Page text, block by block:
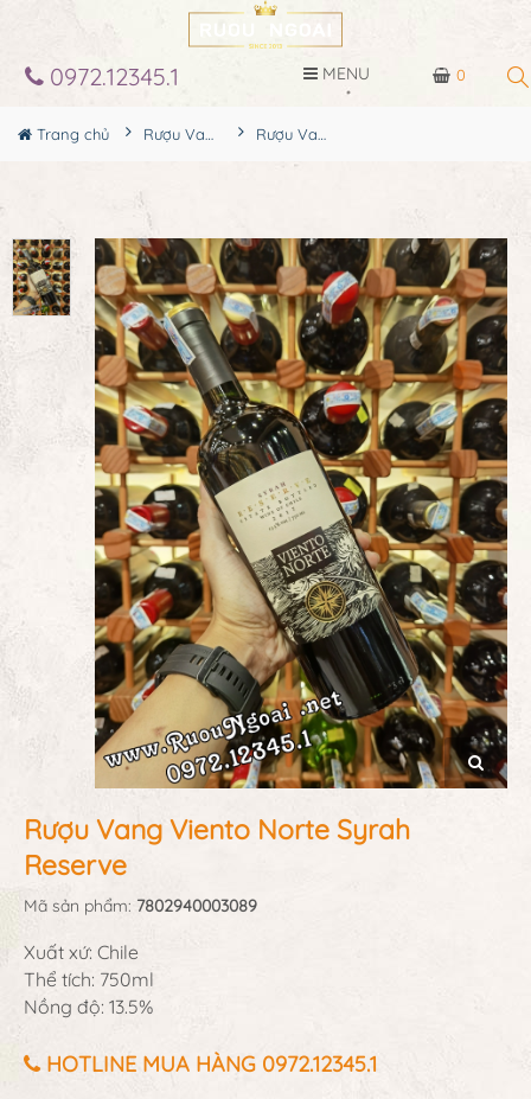
0
0972.12345.1 MENU
Trang chủ Rượu Vang Rượu Vang Viento Norte Syrah Reserve
Rượu Vang Viento Norte Syrah
Reserve
Mã sản phẩm: 7802940003089
Xuất xứ: Chile
Thể tích: 750ml
Nồng độ: 13.5%
HOTLINE MUA HÀNG 0972.12345.1